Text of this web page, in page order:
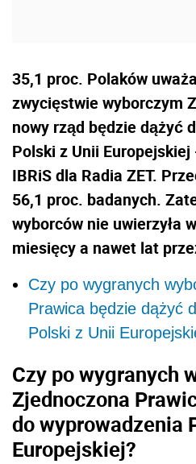
35,1 proc. Polaków
zwycięstwie wyborczym
nowy rząd będzie dążyć
Polski z Unii
IBRiS dla Radia ZET.
56,1 proc. badanych.
wyborców nie uwierzyła
miesięcy a nawet lat
Czy po wygranych
Prawica będzie dążyć
Polski z Unii
Czy po wygranych
Zjednoczona
do wyprowadzenia
Europejskiej?